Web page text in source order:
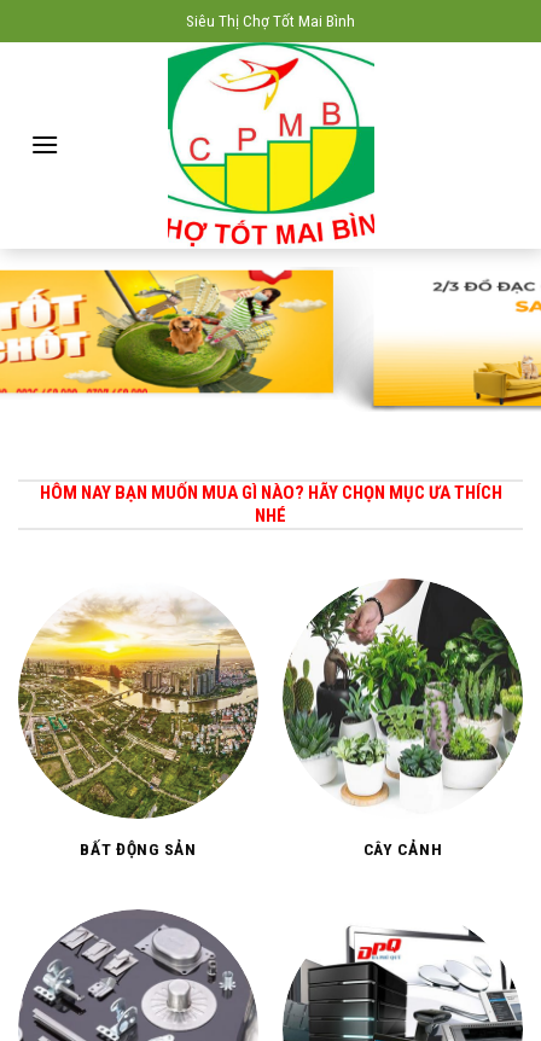
to
Siêu Thị Chợ Tốt Mai Bình
HÔM NAY BẠN MUỐN MUA GÌ NÀO? HÃY CHỌN MỤC ƯA THÍCH
NHÉ
BẤT ĐỘNG SẢN CÂY CẢNH